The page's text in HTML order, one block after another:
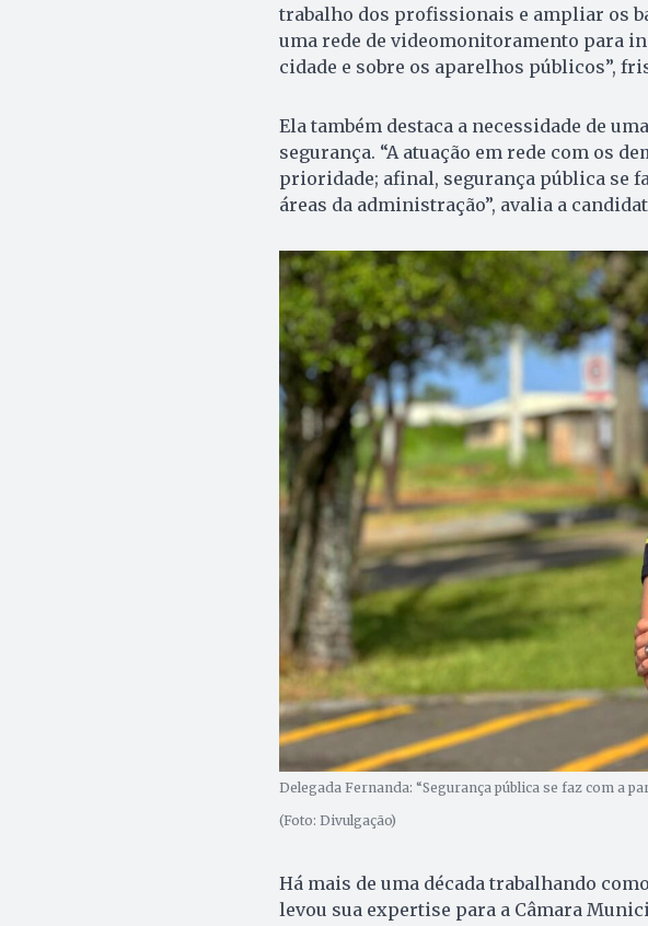
trabalho dos profissionais e ampliar os
uma rede de videomonitoramento para
cidade e sobre os aparelhos públicos”,
Ela também destaca a necessidade de
segurança. “A atuação em rede com os
prioridade; afinal, segurança pública se
áreas da administração”, avalia a
Delegada Fernanda: “Segurança pública se faz com a
(Foto: Divulgação)
Há mais de uma década trabalhando
levou sua expertise para a Câmara